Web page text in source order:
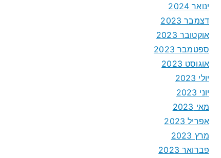
ינואר 2024
דצמבר 2023
אוקטובר 2023
ספטמבר 2023
אוגוסט 2023
יולי 2023
יוני 2023
מאי 2023
אפריל 2023
מרץ 2023
פברואר 2023